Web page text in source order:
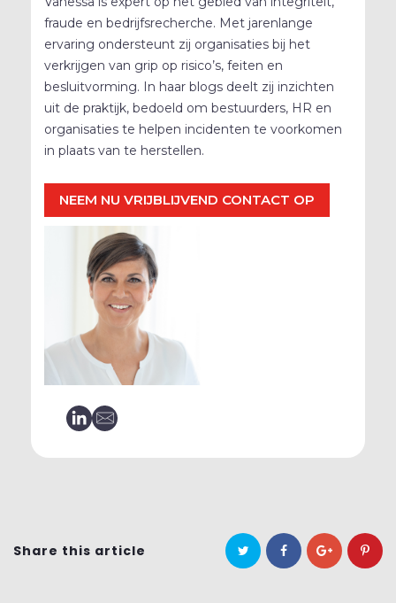
fraude en bedrijfsrecherche. Met jarenlange
ervaring ondersteunt zij organisaties bij het
verkrijgen van grip op risico’s, feiten en
besluitvorming. In haar blogs deelt zij inzichten
uit de praktijk, bedoeld om bestuurders, HR en
organisaties te helpen incidenten te voorkomen
in plaats van te herstellen.
NEEM NU VRIJBLIJVEND CONTACT OP
Share this article